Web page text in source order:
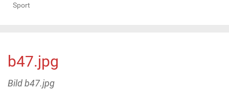
Sport
b47.jpg
Bild b47.jpg